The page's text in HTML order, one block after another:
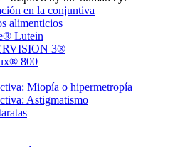
en la conjuntiva
alimenticios
Lutein
3®
800
Miopía o hipermetropía
Astigmatismo